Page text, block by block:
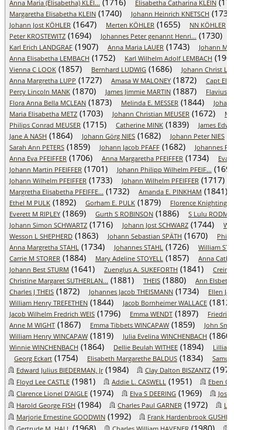
Anna Maria (Elisabetha) KLEI... Elisabetha Catharina KLEIN
Margaretha Elisabetha KLEIN (1740) Johann Heinrich KNETSCH (1735)
Johann Jost KÖHLER (1647) Merten KÖHLER (1655) NN KÖHLER
Peter KROSTEWITZ (1694) Johannes Peter genannt Henri... (1730)
Karl Erich LANDGRAF (1907) Anna Maria LAUER (1743)
Johann Martin
Anna Elisabetha LEMBACH (1752) Karl Wilhelm Adolf LEMBACH (1904)
Vienna C LOOK (1857) Bernhard LUDWIG (1686) Johann Christ LUDWIG
Anna Margretha LUPP (1727) Amasa W MALONEY (1872)
Capt Eli Moody
Percy Lincoln MANK (1870) James Jimmie MARTIN (1887)
Flavius V
Flora Anna Bella MCLEAN (1873) Melinda E. MESSER (1844)
Johann Adam
Maria Elisabetha METZ (1703) Johann Christian MEUSER (1672)
Maria
Philips Conrad MEUSER (1715) Catherine MINK (1839) James Edward MINK
Jane A NASH (1864) Johann Görg NIES (1682) Johann Peter NIES
Sarah Ann PETERS (1859) Johann Jacob PFAFF (1682) Johannes PFAFF
Anna Eva PFEIFFER (1706) Anna Margaretha PFEIFFER (1734) Eva PFEIFFER
Johann Martin PFEIFFER (1701) Johann Philipp Wilhelm PFEIF... (1698)
Johann Wilhelm PFEIFFER (1733) Johann Wilhelm PFEIFFER (1717)
Margretha Elisabetha PFEIFFE... (1732) Amanda E. PINKHAM (1841)
Ethel M PULK (1892) Gorham E. PULK (1879) Florence Knightingale REED
Everett M RIPLEY (1869) Gurth S ROBINSON (1886) S Lulu RODMAN
Johann Simon SCHWARTZ (1716) Johann Jost SCHWARZ (1744)
Wilhelm
Wesson L SHEPHERD (1863) Johann Sebastian SPÄTH (1670) Philips SPÄTH
Anna Margretha STAHL (1734) Johannes STAHL (1726) William STANDISH
Carrie M STORER (1884) Mary Adeline STOYELL (1857)
Anna Catharein
Johann Best STURM (1641) Zuenglus A. SUKEFORTH (1841) Crein SUPP
Christine Margaret SUTHERLAN... (1881) THEIS (1880) Ann Elsbeth THEIS
Charles J THEIS (1872) Johannes Jacob THEISMANN (1734)
Ellen Jane
William Henry TREFETHEN (1844) Jacob Bornheimer WALLACE (1812)
Jacob Wilhelm Fredrich WEIS (1796) Emma WENDT (1897)
Friedrich WENDT,
Anne M WIGHT (1867) Emma Tibbets WINCAPAW (1859)
John Small
William Henry WINCAPAW (1819) Julia Evelina WINCHENBACH (1860)
Winnie WINCHENBACH (1864) Dellie Beulah WITHEE (1894) Lillian YOUNG
Georg Eckart (1754) Elisabeth Margarethe BALDUS (1834)
Samuel
Edward Julius BIEDERMAN, Jr(1984) Clay Dalton BISZANTZ (1977)
Floyd Lee CASTLE (1981) Addie L. CASWELL (1951) Eben CREAMER
Clarence Lionel D'AIGLE (1974) Elva S DEERING (1969)
Joseph
Harold George FISH (1984) Charles Paul GARNER (1972)
Leon Alton
Marjorie Ernestine GOODWIN (1992) Frank Hardenbrook GUSHEE